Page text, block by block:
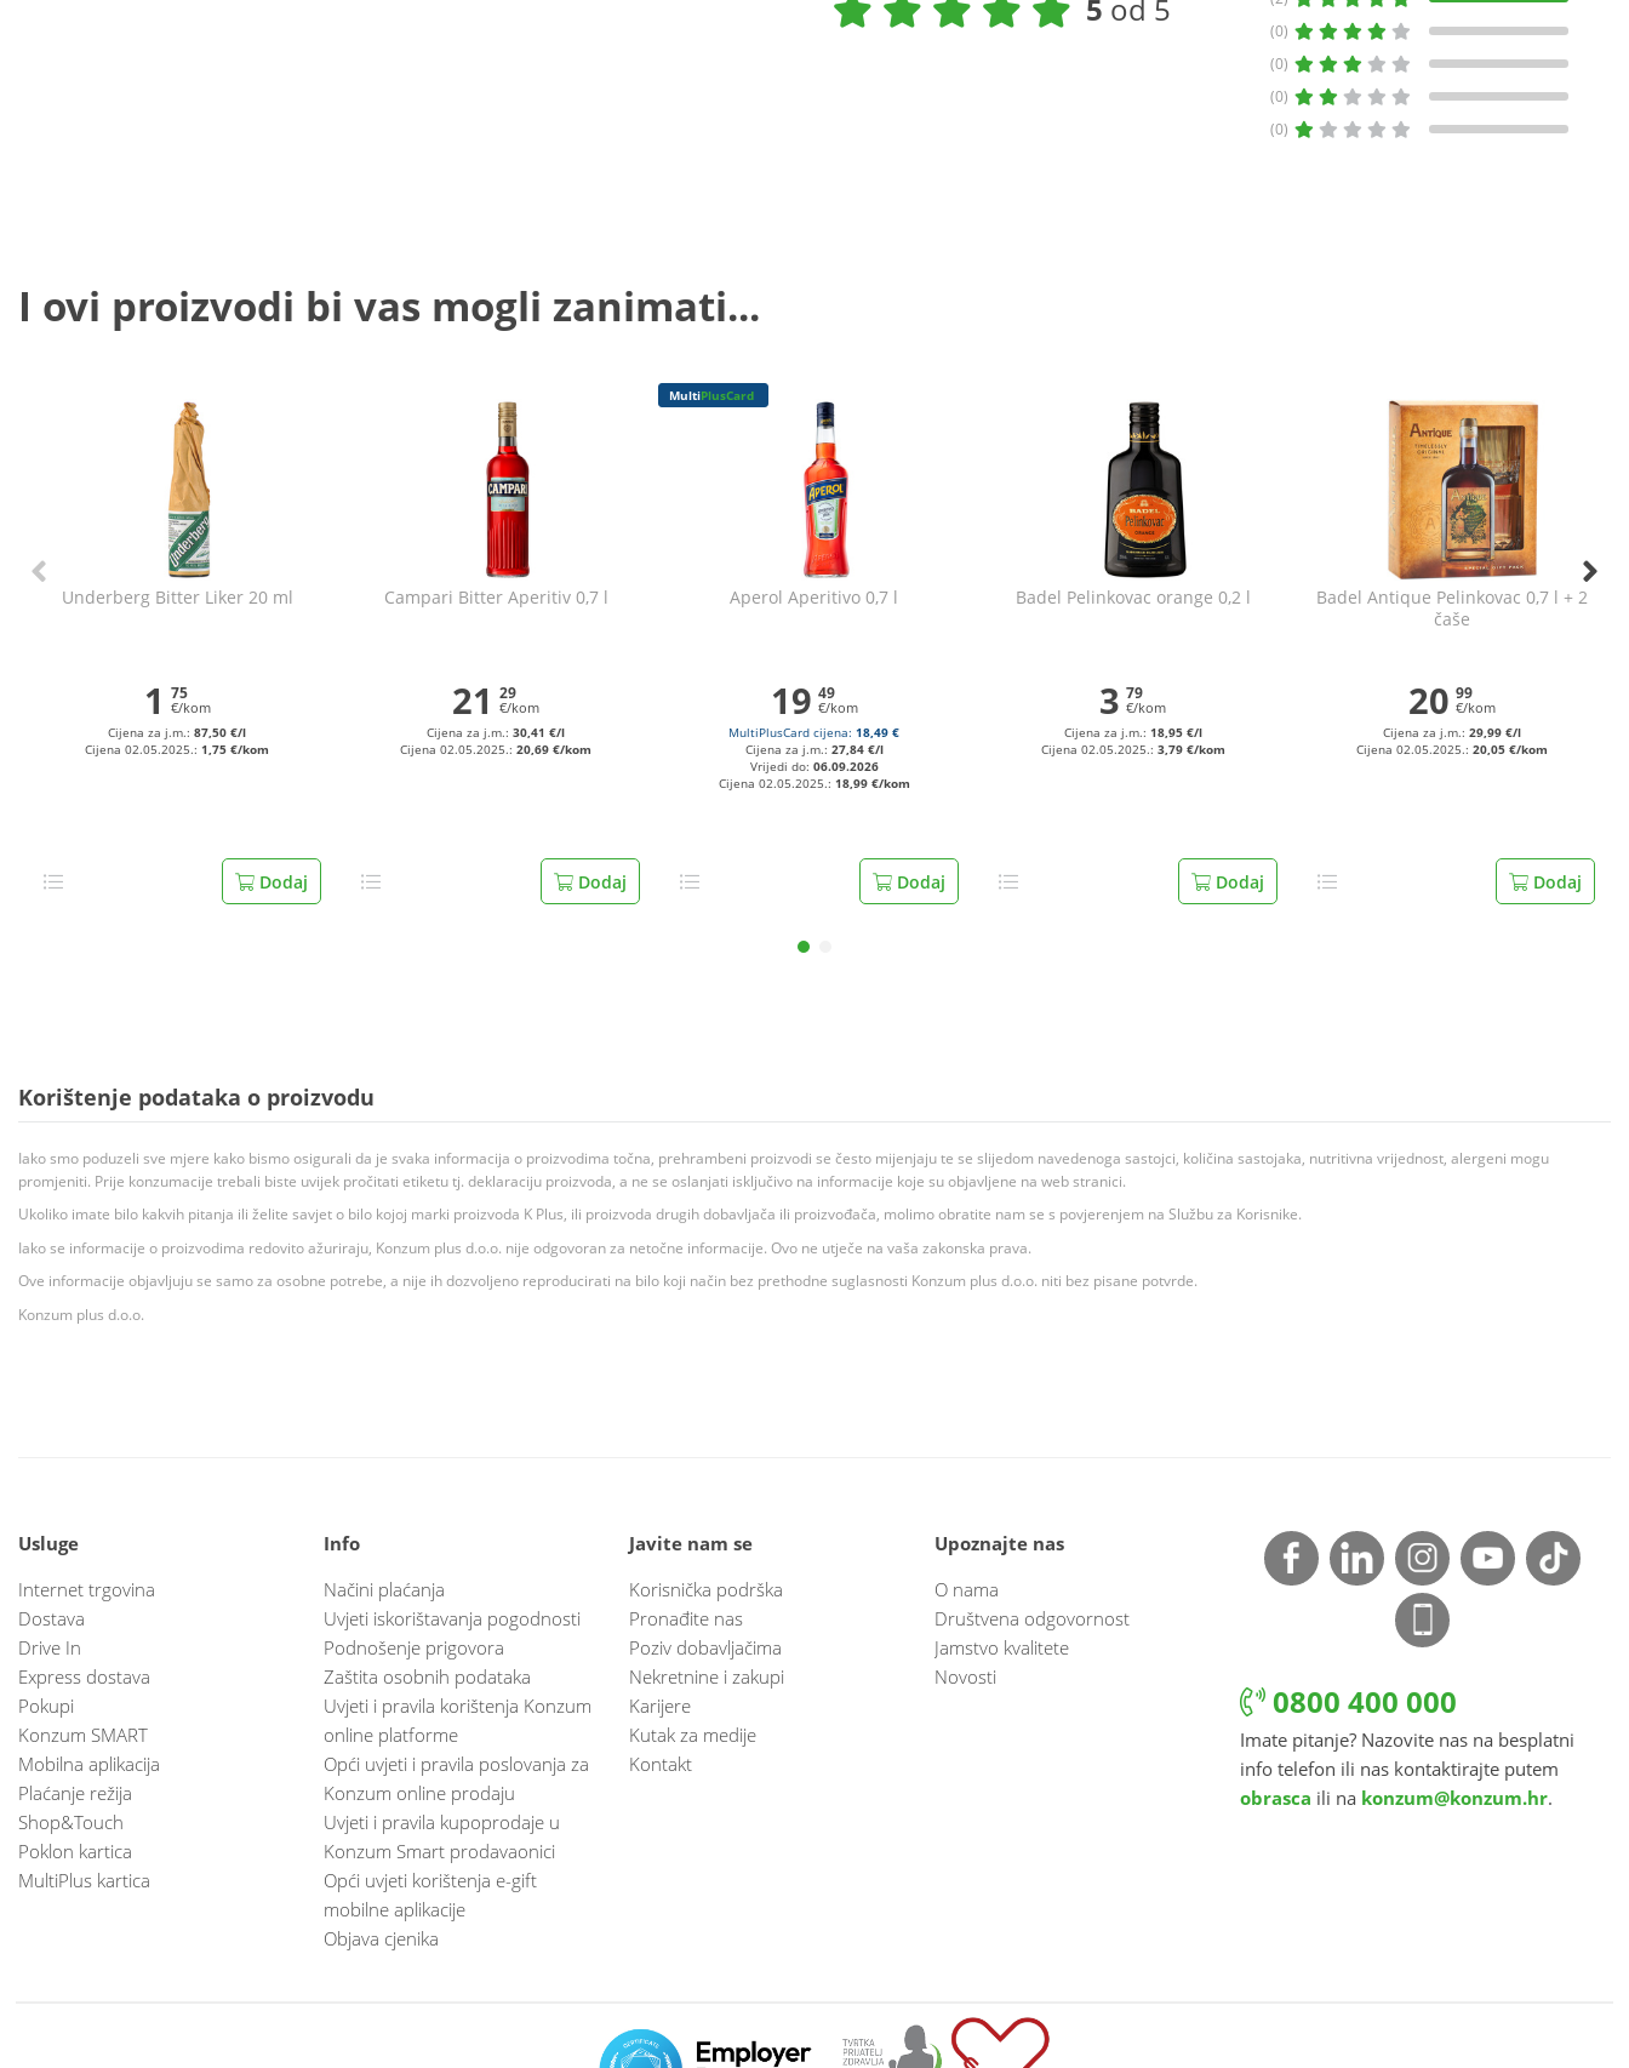
5 od 5
(0)
(0)
(0)
(0)
I ovi proizvodi bi vas mogli zanimati...
Underberg Bitter Liker 20 ml
1 75
€/kom
Cijena za j.m.:87,50 €/l
Cijena 02.05.2025.:1,75 €/kom
Dodaj
Campari Bitter Aperitiv 0,7 l
21 29
€/kom
Cijena za j.m.:30,41 €/l
Cijena 02.05.2025.:20,69 €/kom
Dodaj
MultiPlusCard
Aperol Aperitivo 0,7 l
19 49
€/kom
MultiPlusCard cijena:18,49 €
Cijena za j.m.: 27,84 €/l
Vrijedi do: 06.09.2026
Cijena 02.05.2025.: 18,99 €/kom
Dodaj
Badel Pelinkovac orange 0,2 l
3 79
€/kom
Cijena za j.m.: 18,95 €/l
Cijena 02.05.2025.: 3,79 €/kom
Dodaj
Badel Antique Pelinkovac 0,7 l + 2
čaše
20 99
€/kom
Cijena za j.m.: 29,99 €/l
Cijena 02.05.2025.: 20,05 €/kom
Dodaj
Korištenje podataka o proizvodu
Iako smo poduzeli sve mjere kako bismo osigurali da je svaka informacija o proizvodima točna, prehrambeni proizvodi se često mijenjaju te se slijedom navedenoga sastojci, količina sastojaka, nutritivna vrijednost, alergeni mogu
promjeniti. Prije konzumacije trebali biste uvijek pročitati etiketu tj. deklaraciju proizvoda, a ne se oslanjati isključivo na informacije koje su objavljene na web stranici.
Ukoliko imate bilo kakvih pitanja ili želite savjet o bilo kojoj marki proizvoda K Plus, ili proizvoda drugih dobavljača ili proizvođača, molimo obratite nam se s povjerenjem na Službu za Korisnike.
Iako se informacije o proizvodima redovito ažuriraju, Konzum plus d.o.o. nije odgovoran za netočne informacije. Ovo ne utječe na vaša zakonska prava.
Ove informacije objavljuju se samo za osobne potrebe, a nije ih dozvoljeno reproducirati na bilo koji način bez prethodne suglasnosti Konzum plus d.o.o. niti bez pisane potvrde.
Konzum plus d.o.o.
Usluge
Internet trgovina
Dostava
Drive In
Express dostava
Pokupi
Konzum SMART
Mobilna aplikacija
Plaćanje režija
Shop&Touch
Poklon kartica
MultiPlus kartica
Info
Načini plaćanja
Uvjeti iskorištavanja pogodnosti
Podnošenje prigovora
Zaštita osobnih podataka
Uvjeti i pravila korištenja Konzum
online platforme
Opći uvjeti i pravila poslovanja za
Konzum online prodaju
Uvjeti i pravila kupoprodaje u
Konzum Smart prodavaonici
Opći uvjeti korištenja e-gift
mobilne aplikacije
Objava cjenika
Javite nam se
Korisnička podrška
Pronađite nas
Poziv dobavljačima
Nekretnine i zakupi
Karijere
Kutak za medije
Kontakt
Upoznajte nas
O nama
Društvena odgovornost
Jamstvo kvalitete
Novosti
0800 400 000
Imate pitanje? Nazovite nas na besplatni
info telefon ili nas kontaktirajte putem
obrasca ili na konzum@konzum.hr.